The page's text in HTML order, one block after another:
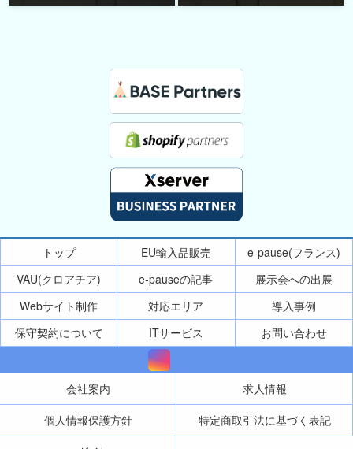
トップ EU輸入品販売
e-pause(フランス)
VAU(クロアチア)
e-pauseの記事
展示会への出展
Webサイト制作
対応エリア
導入事例
保守契約について
ITサービス お問い合わせ
会社案内
求人情報
個人情報保護方針
特定商取引法に基づく表記